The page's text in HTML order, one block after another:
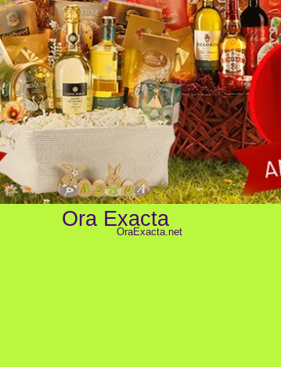
Ora Exacta
OraExacta.net